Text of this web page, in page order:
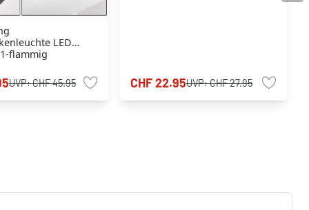
LED
flammig
UVP:CHF 45.95 CHF 22.95UVP:CHF 27.95